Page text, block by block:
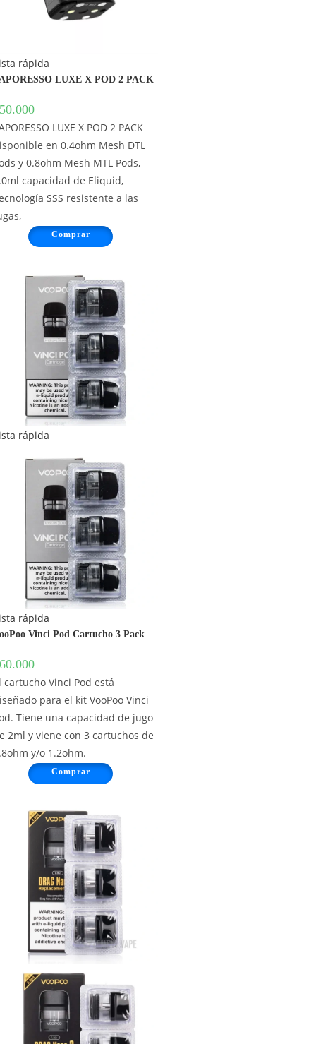
rápida
LUXE X POD 2 PACK
50.000
LUXE X POD 2 PACK
en 0.4ohm Mesh DTL
y 0.8ohm Mesh MTL Pods,
capacidad de Eliquid,
SSS resistente a las
Comprar
rápida
rápida
Vinci Pod Cartucho 3 Pack
60.000
cartucho Vinci Pod está
para el kit VooPoo Vinci
Tiene una capacidad de jugo
2ml y viene con 3 cartuchos de
y/o 1.2ohm.
Comprar